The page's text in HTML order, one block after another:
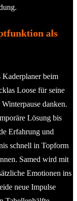
als
beim
Loose für seine
danken.
Lösung bis
Erfahrung und
schnell in Topform
Samed wird mit
Emotionen ins
neue Impulse